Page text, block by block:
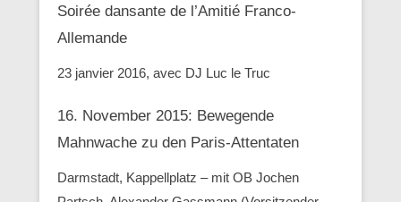
Soirée dansante de l’Amitié Franco-
Allemande
23 janvier 2016, avec DJ Luc le Truc
16. November 2015: Bewegende
Mahnwache zu den ‪Paris-Attentaten
Darmstadt, Kappellplatz – mit OB Jochen